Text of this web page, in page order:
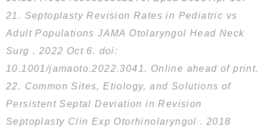
21. Septoplasty Revision Rates in Pediatric vs
Adult Populations JAMA Otolaryngol Head Neck
Surg . 2022 Oct 6. doi:
10.1001/jamaoto.2022.3041. Online ahead of print.
22. Common Sites, Etiology, and Solutions of
Persistent Septal Deviation in Revision
Septoplasty Clin Exp Otorhinolaryngol . 2018